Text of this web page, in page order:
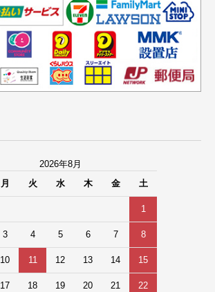
2026年8月
月 火 水 木 金 土
1
3 4 5 6 7 8
10 11 12 13 14 15
17 18 19 20 21 22